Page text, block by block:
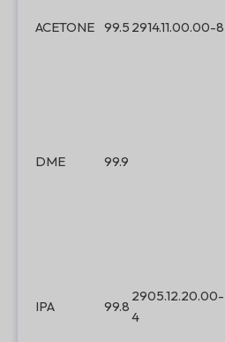
ACETONE 99.5 2914.11.00.00-8
DME 99.9
IPA 99.8
2905.12.20.00-
4